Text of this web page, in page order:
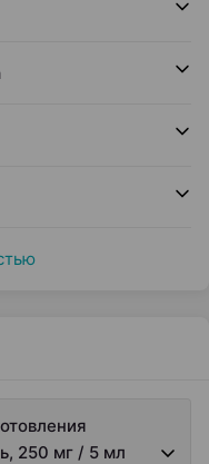
250 мг / 5 мл